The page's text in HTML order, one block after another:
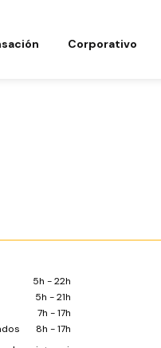
Corporativo
5h - 22h
5h - 21h
7h - 17h
8h - 17h